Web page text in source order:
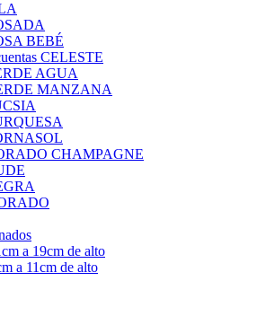
BEBÉ
CELESTE
AGUA
MANZANA
CHAMPAGNE
a 19cm de alto
a 11cm de alto